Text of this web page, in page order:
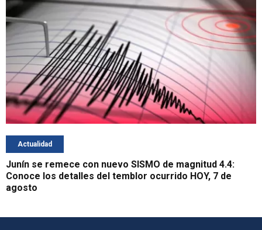
Actualidad
Junín se remece con nuevo SISMO de magnitud 4.4:
Conoce los detalles del temblor ocurrido HOY, 7 de
agosto